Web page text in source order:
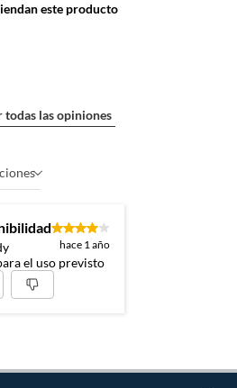
este producto
todas las opiniones
hace 1 año
el uso previsto